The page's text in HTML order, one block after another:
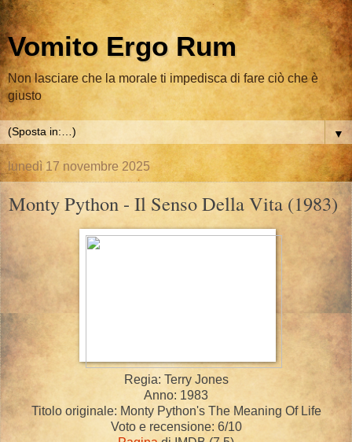
Vomito Ergo Rum
Non lasciare che la morale ti impedisca di fare ciò che è
giusto
▼
lunedì 17 novembre 2025
Monty Python - Il Senso Della Vita (1983)
Regia: Terry Jones
Anno: 1983
Titolo originale: Monty Python's The Meaning Of Life
Voto e recensione: 6/10